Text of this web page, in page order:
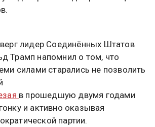
лидер Соединённых Штатов
Трамп напомнил о том, что
силами старались не позволить
в прошедшую двумя годами
и активно оказывая
партии.